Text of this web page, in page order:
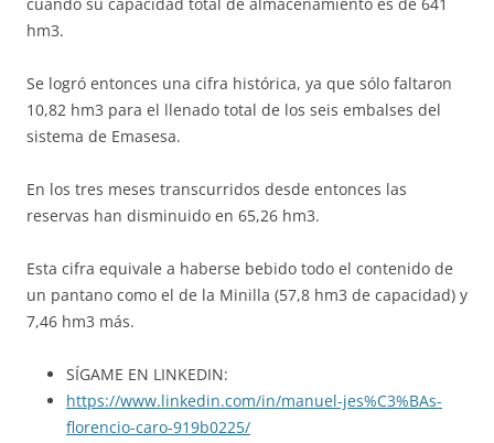
hm3.
Se logró entonces una cifra histórica, ya que sólo faltaron
10,82 hm3 para el llenado total de los seis embalses del
sistema de Emasesa.
En los tres meses transcurridos desde entonces las
reservas han disminuido en 65,26 hm3.
Esta cifra equivale a haberse bebido todo el contenido de
un pantano como el de la Minilla (57,8 hm3 de capacidad) y
7,46 hm3 más.
SÍGAME EN LINKEDIN:
https://www.linkedin.com/in/manuel-jes%C3%BAs-
florencio-caro-919b0225/